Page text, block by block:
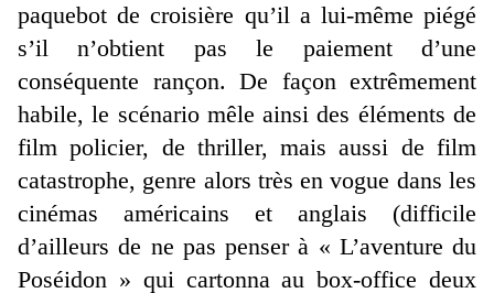
paquebot de croisière qu’il a lui-même piégé
s’il n’obtient pas le paiement d’une
conséquente rançon. De façon extrêmement
habile, le scénario mêle ainsi des éléments de
film policier, de thriller, mais aussi de film
catastrophe, genre alors très en vogue dans les
cinémas américains et anglais (difficile
d’ailleurs de ne pas penser à « L’aventure du
Poséidon » qui cartonna au box-office deux